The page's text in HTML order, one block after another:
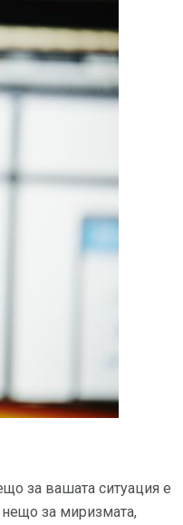
за вашата ситуация е
за миризмата,